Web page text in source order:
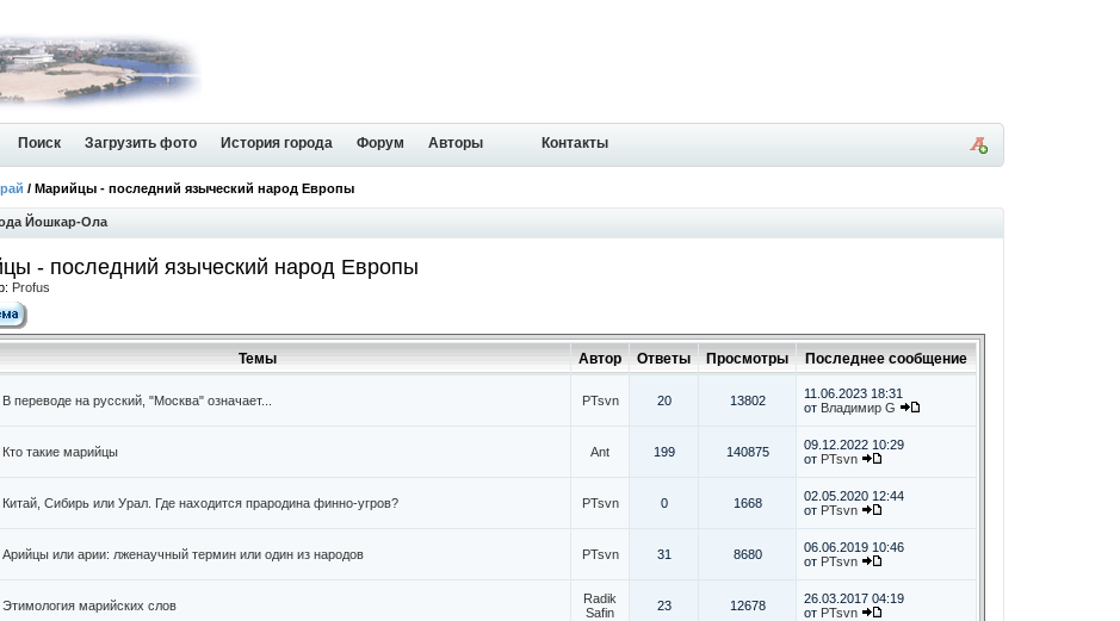
Поиск Загрузить фото История города Форум Авторы Контакты
/ Марийцы - последний языческий народ Европы
Йошкар-Ола
- последний языческий народ Европы
Profus
Темы Автор Ответы Просмотры Последнее сообщение
В переводе на русский, "Москва" означает... PTsvn 20 13802
11.06.2023 18:31
от Владимир G
Кто такие марийцы Ant 199 140875
09.12.2022 10:29
от PTsvn
Китай, Сибирь или Урал. Где находится прародина финно-угров? PTsvn 0 1668
02.05.2020 12:44
от PTsvn
Арийцы или арии: лженаучный термин или один из народов PTsvn 31 8680
06.06.2019 10:46
от PTsvn
Этимология марийских слов
Radik
Safin
23 12678
26.03.2017 04:19
от PTsvn